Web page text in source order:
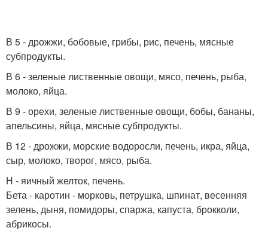
В 5 - дрожжи, бобовые, грибы, рис, печень, мясные
субпродукты.
В 6 - зеленые лиственные овощи, мясо, печень, рыба,
молоко, яйца.
В 9 - орехи, зеленые лиственные овощи, бобы, бананы,
апельсины, яйца, мясные субпродукты.
В 12 - дрожжи, морские водоросли, печень, икра, яйца,
сыр, молоко, творог, мясо, рыба.
Н - яичный желток, печень.
Бета - каротин - морковь, петрушка, шпинат, весенняя
зелень, дыня, помидоры, спаржа, капуста, брокколи,
абрикосы.